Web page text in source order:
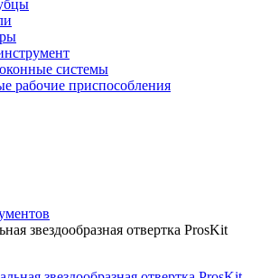
системы
рабочие приспособления
звездообразная отвертка ProsKit